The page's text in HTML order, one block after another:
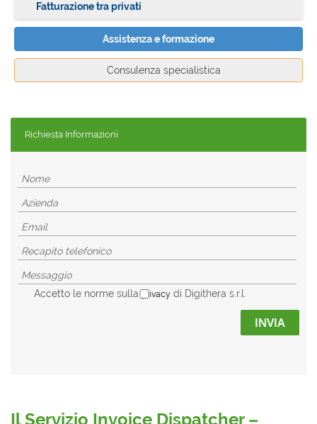
Fatturazione tra privati
Assistenza e formazione
Consulenza specialistica
Richiesta Informazioni
Accetto le norme sulla privacy di Digithera s.r.l.
INVIA
Il Servizio Invoice Dispatcher –